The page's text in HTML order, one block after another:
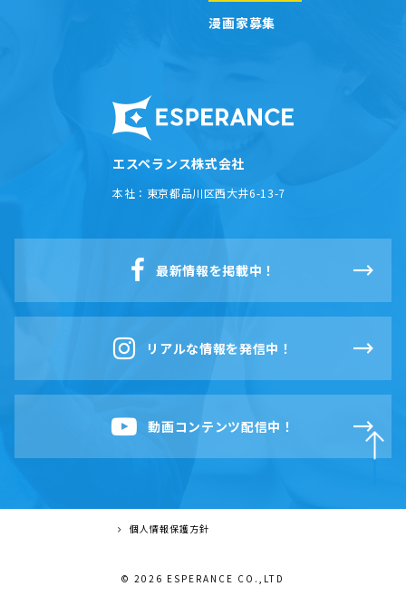
エスペランス株式会社
本社： 東京都品川区西大井6-13-7
漫画家募集
最新情報を掲載中！
リアルな情報を発信中！
動画コンテンツ配信中！
© 2026 ESPERANCE CO.,LTD
個人情報保護方針